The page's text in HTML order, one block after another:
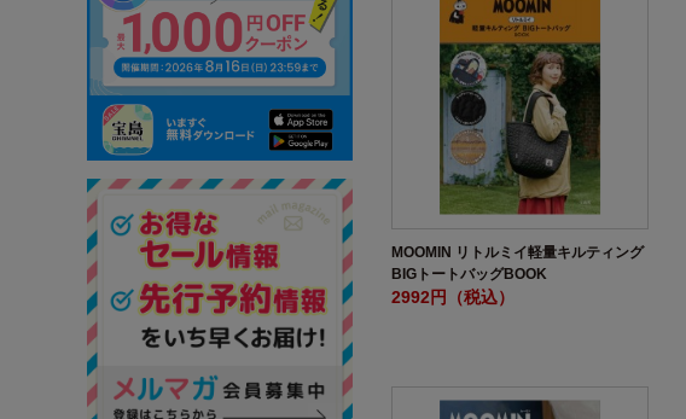
MOOMIN リトルミイ軽量キルティング
BIGトートバッグBOOK
2992円（税込）